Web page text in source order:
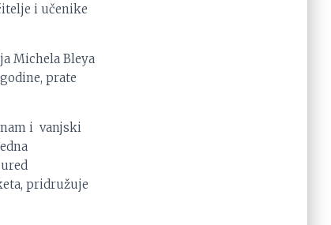
i učenike
Michela Bleya
prate
i vanjski
pridružuje